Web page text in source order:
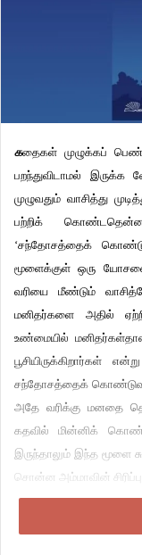
கதைகள் முழுக்கப்
பறந்துவிடாமல்
முழுவதும் வாசித்து
பற்றிக்
‘சந்தோசத்தைக்
மூளைக்குள் ஒரு
வரியை மீண்டும்
மனிதர்களை அதில்
உண்மையில்
பூசியிருக்கிறார்கள்
சந்தோசத்தைக்
அதே வரிக்கு மனதை
கதவில் மின்னிக்
இருந்தாலும் இந்த மூளை
சொன்ன அம்மாவின் சிரிப்பு
அநேக கதைகளில் திடீர்